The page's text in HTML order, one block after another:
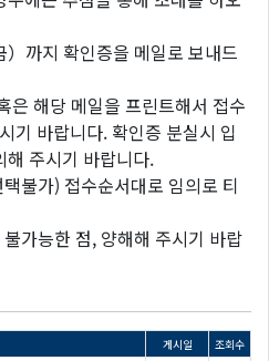
까지 확인증을 메일로 보내드
은 해당 메일을 프린트해서 접수
기 바랍니다. 확인증 분실시 입
해 주시기 바랍니다.
불가) 접수순서대로 임의로 티
가능한 점, 양해해 주시기 바랍
게시일 조회수